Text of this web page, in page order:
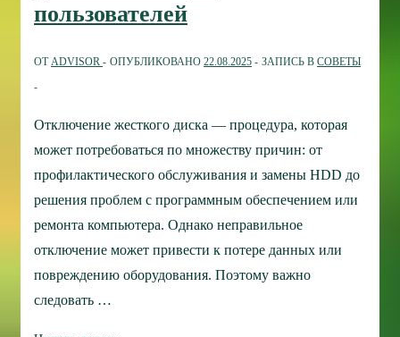
по
устранению
пользователей
ОТADVISOR ОПУБЛИКОВАНО 22.08.2025 ЗАПИСЬ В СОВЕТЫ
Отключение жесткого диска — процедура, которая
может потребоваться по множеству причин: от
профилактического обслуживания и замены HDD до
решения проблем с программным обеспечением или
ремонта компьютера. Однако неправильное
отключение может привести к потере данных или
повреждению оборудования. Поэтому важно
следовать …